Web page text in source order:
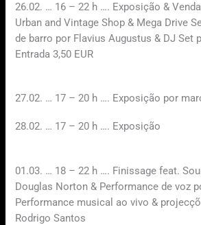
26.02. … 16 – 22 h …. Exposição &
Urban and Vintage Shop & Mega Drive
de barro por Flavius Augustus & DJ Set
Entrada 3,50 EUR
27.02. … 17 – 20 h …. Exposição por
28.02. … 17 – 20 h …. Exposição
01.03. … 18 – 22 h …. Finissage feat.
Douglas Norton & Performance de voz
Performance musical ao vivo &
Rodrigo Santos